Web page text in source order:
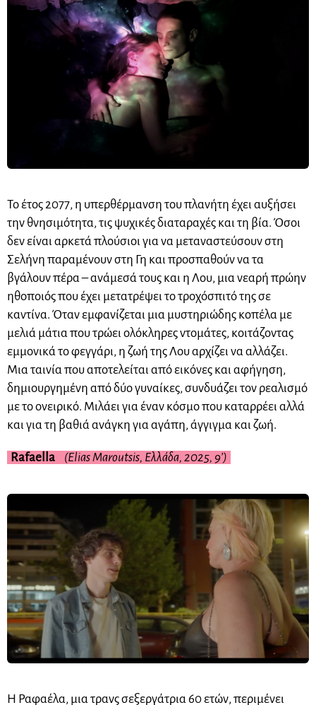
Το έτος 2077, η υπερθέρμανση του πλανήτη έχει αυξήσει
την θνησιμότητα, τις ψυχικές διαταραχές και τη βία. Όσοι
δεν είναι αρκετά πλούσιοι για να μεταναστεύσουν στη
Σελήνη παραμένουν στη Γη και προσπαθούν να τα
βγάλουν πέρα – ανάμεσά τους και η Λου, μια νεαρή πρώην
ηθοποιός που έχει μετατρέψει το τροχόσπιτό της σε
καντίνα. Όταν εμφανίζεται μια μυστηριώδης κοπέλα με
μελιά μάτια που τρώει ολόκληρες ντομάτες, κοιτάζοντας
εμμονικά το φεγγάρι, η ζωή της Λου αρχίζει να αλλάζει.
Μια ταινία που αποτελείται από εικόνες και αφήγηση,
δημιουργημένη από δύο γυναίκες, συνδυάζει τον ρεαλισμό
με το ονειρικό. Μιλάει για έναν κόσμο που καταρρέει αλλά
και για τη βαθιά ανάγκη για αγάπη, άγγιγμα και ζωή.
Rafaella (Elias Maroutsis, Ελλάδα, 2025, 9’)
Η Ραφαέλα, μια τρανς σεξεργάτρια 60 ετών, περιμένει